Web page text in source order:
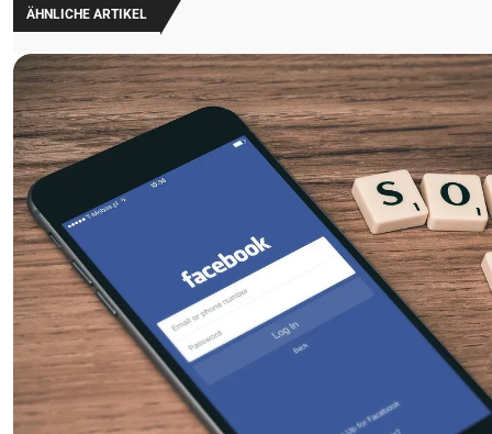
ÄHNLICHE ARTIKEL